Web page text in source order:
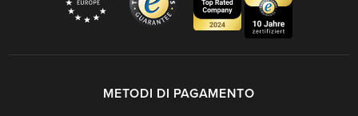
METODI DI PAGAMENTO